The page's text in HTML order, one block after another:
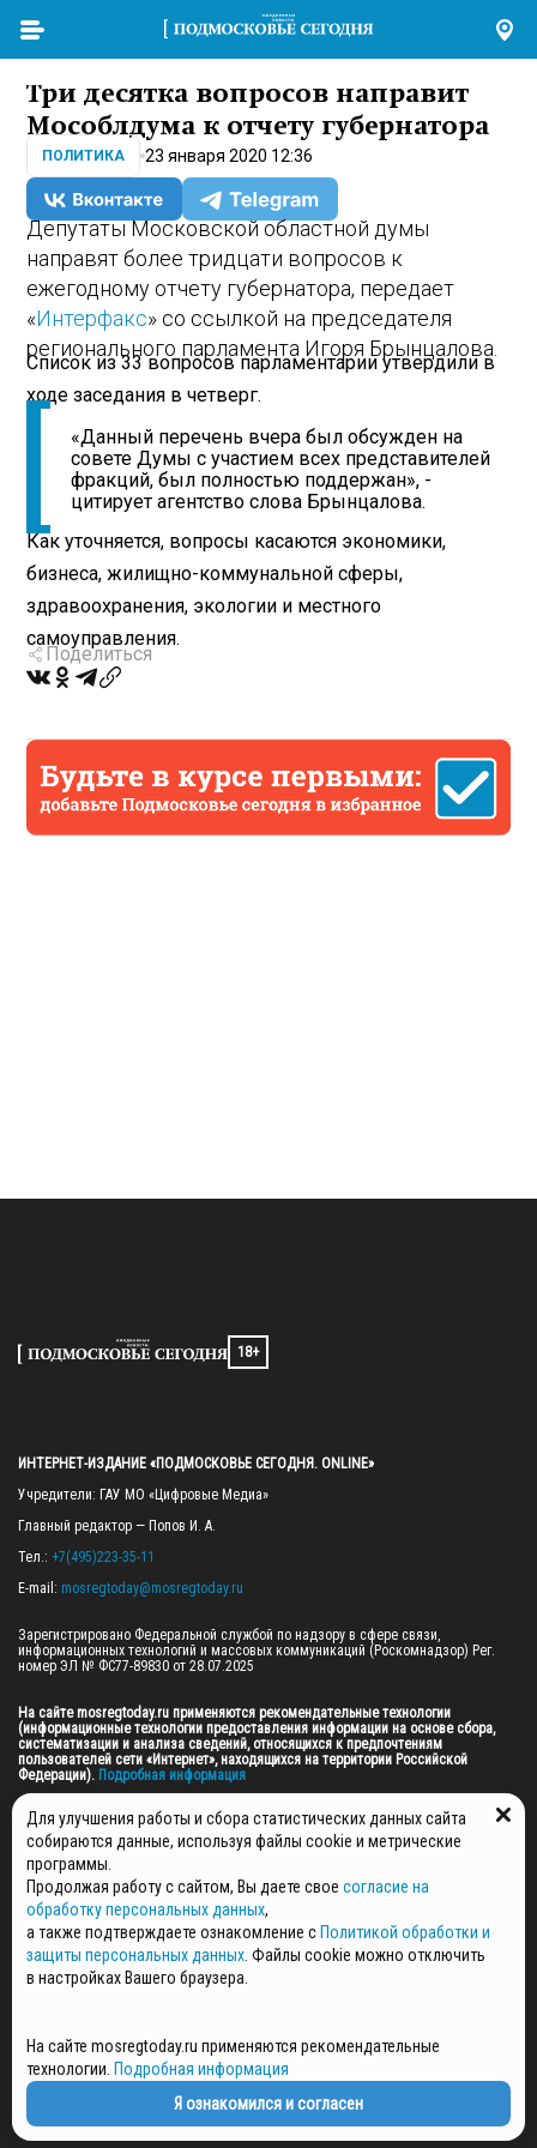
Три десятка вопросов направит
Мособлдума к отчету губернатора
ПОЛИТИКА 23 января 2020 12:36
Депутаты Московской областной думы
направят более тридцати вопросов к
ежегодному отчету губернатора, передает
«Интерфакс» со ссылкой на председателя
регионального парламента Игоря Брынцалова.
Список из 33 вопросов парламентарии утвердили в
ходе заседания в четверг.
«Данный перечень вчера был обсужден на
совете Думы с участием всех представителей
фракций, был полностью поддержан», -
цитирует агентство слова Брынцалова.
Как уточняется, вопросы касаются экономики,
бизнеса, жилищно-коммунальной сферы,
здравоохранения, экологии и местного
самоуправления.
Поделиться
18+
ИНТЕРНЕТ-ИЗДАНИЕ «ПОДМОСКОВЬЕ СЕГОДНЯ. ONLINE»
Учредители: ГАУ МО «Цифровые Медиа»
Главный редактор — Попов И. А.
Тел.: +7(495)223-35-11
E-mail: mosregtoday@mosregtoday.ru
Зарегистрировано Федеральной службой по надзору в сфере связи,
информационных технологий и массовых коммуникаций (Роскомнадзор) Рег.
номер ЭЛ № ФС77-89830 от 28.07.2025
На сайте mosregtoday.ru применяются рекомендательные технологии
(информационные технологии предоставления информации на основе сбора,
систематизации и анализа сведений, относящихся к предпочтениям
пользователей сети «Интернет», находящихся на территории Российской
Федерации). Подробная информация
© 2026 ПРАВА НА ВСЕ МАТЕРИАЛЫ САЙТА ПРИНАДЛЕЖАТ ГАУ МО "ЦИФРОВЫЕ
МЕДИА" (ОГРН: 1255000059467).
ПОЛИТИКА ОБРАБОТКИ И ЗАЩИТЫ ПЕРСОНАЛЬНЫХ ДАННЫХ
НОВОСТИ
ГАЗЕТЫ
РЕКЛАМОДАТЕЛЯМ
СПЕЦПРОЕКТЫ
СТАТЬИ
ПОЛИТИКА КОНФИДЕНЦИАЛЬНОСТИ
Для улучшения работы и сбора статистических данных сайта
собираются данные, используя файлы cookie и метрические
программы.
Продолжая работу с сайтом, Вы даете свое согласие на
обработку персональных данных,
а также подтверждаете ознакомление с Политикой обработки и
защиты персональных данных . Файлы cookie можно отключить
в настройках Вашего браузера.
На сайте mosregtoday.ru применяются рекомендательные
технологии. Подробная информация
Я ознакомился и согласен